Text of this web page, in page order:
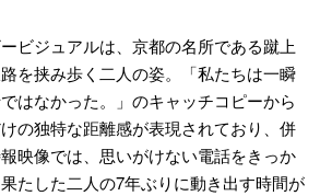
ビジュアルは、京都の名所である蹴上
を挟み歩く二人の姿。「私たちは一瞬
はなかった。」のキャッチコピーから
の独特な距離感が表現されており、併
映像では、思いがけない電話をきっか
たした二人の7年ぶりに動き出す時間が